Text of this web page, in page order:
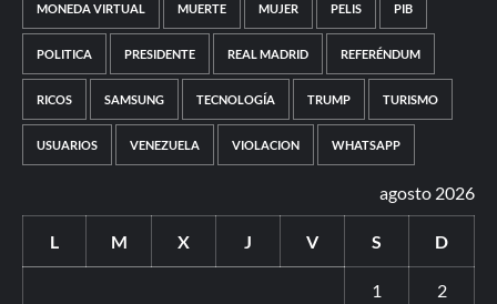
MONEDA VIRTUAL MUERTE MUJER PELIS PIB
POLITICA PRESIDENTE REAL MADRID REFERÉNDUM
RICOS SAMSUNG TECNOLOGÍA TRUMP TURISMO
USUARIOS VENEZUELA VIOLACION WHATSAPP
agosto 2026
L M X J V S D
1 2